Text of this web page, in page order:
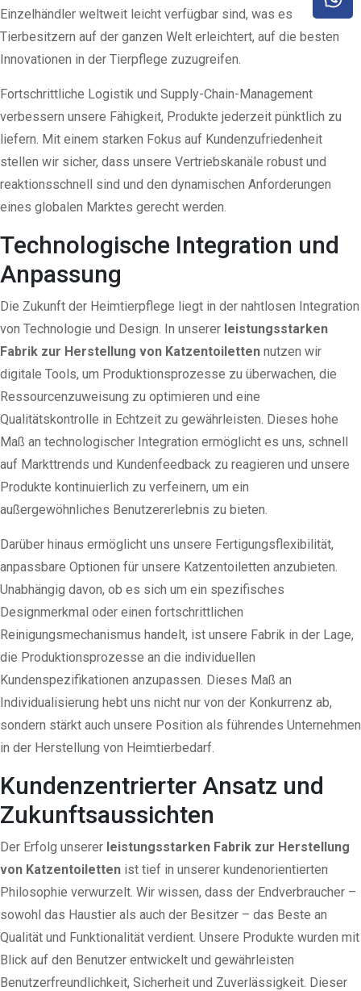
Einzelhändler weltweit leicht verfügbar sind, was es
Tierbesitzern auf der ganzen Welt erleichtert, auf die besten
Innovationen in der Tierpflege zuzugreifen.
Fortschrittliche Logistik und Supply-Chain-Management
verbessern unsere Fähigkeit, Produkte jederzeit pünktlich zu
liefern. Mit einem starken Fokus auf Kundenzufriedenheit
stellen wir sicher, dass unsere Vertriebskanäle robust und
reaktionsschnell sind und den dynamischen Anforderungen
eines globalen Marktes gerecht werden.
Technologische Integration und
Anpassung
Die Zukunft der Heimtierpflege liegt in der nahtlosen Integration
von Technologie und Design. In unserer leistungsstarken
Fabrik zur Herstellung von Katzentoiletten nutzen wir
digitale Tools, um Produktionsprozesse zu überwachen, die
Ressourcenzuweisung zu optimieren und eine
Qualitätskontrolle in Echtzeit zu gewährleisten. Dieses hohe
Maß an technologischer Integration ermöglicht es uns, schnell
auf Markttrends und Kundenfeedback zu reagieren und unsere
Produkte kontinuierlich zu verfeinern, um ein
außergewöhnliches Benutzererlebnis zu bieten.
Darüber hinaus ermöglicht uns unsere Fertigungsflexibilität,
anpassbare Optionen für unsere Katzentoiletten anzubieten.
Unabhängig davon, ob es sich um ein spezifisches
Designmerkmal oder einen fortschrittlichen
Reinigungsmechanismus handelt, ist unsere Fabrik in der Lage,
die Produktionsprozesse an die individuellen
Kundenspezifikationen anzupassen. Dieses Maß an
Individualisierung hebt uns nicht nur von der Konkurrenz ab,
sondern stärkt auch unsere Position als führendes Unternehmen
in der Herstellung von Heimtierbedarf.
Kundenzentrierter Ansatz und
Zukunftsaussichten
Der Erfolg unserer leistungsstarken Fabrik zur Herstellung
von Katzentoiletten ist tief in unserer kundenorientierten
Philosophie verwurzelt. Wir wissen, dass der Endverbraucher –
sowohl das Haustier als auch der Besitzer – das Beste an
Qualität und Funktionalität verdient. Unsere Produkte wurden mit
Blick auf den Benutzer entwickelt und gewährleisten
Benutzerfreundlichkeit, Sicherheit und Zuverlässigkeit. Dieser